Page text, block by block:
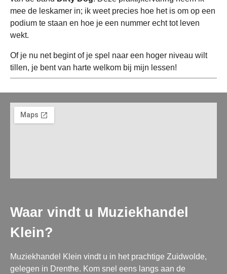
mee de leskamer in; ik weet precies hoe het is om op een
podium te staan en hoe je een nummer echt tot leven
wekt.
Of je nu net begint of je spel naar een hoger niveau wilt
tillen, je bent van harte welkom bij mijn lessen!
Waar vindt u Muziekhandel
Klein?
Muziekhandel Klein vindt u in het prachtige Zuidwolde,
gelegen in Drenthe. Kom snel eens langs aan de